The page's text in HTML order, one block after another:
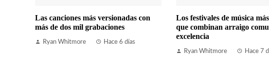
Las canciones más versionadas con
más de dos mil grabaciones
Ryan Whitmore Hace 6 días
Los festivales de música
que combinan arraigo
excelencia
Ryan Whitmore Hace 7